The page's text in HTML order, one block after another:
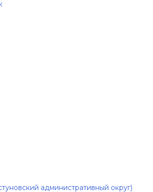
административный округ)